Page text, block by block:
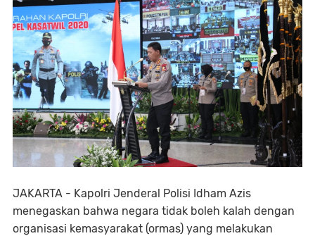
JAKARTA - Kapolri Jenderal Polisi Idham Azis
menegaskan bahwa negara tidak boleh kalah dengan
organisasi kemasyarakat (ormas) yang melakukan